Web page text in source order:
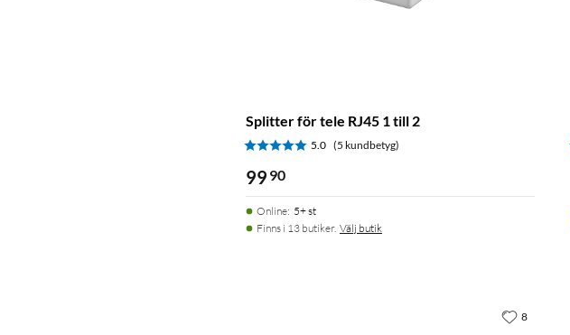
Splitter för tele RJ45 1 till 2
5.0 (5 kundbetyg)
99 90
Online: 5+ st
Finns i 13 butiker. Välj butik
8